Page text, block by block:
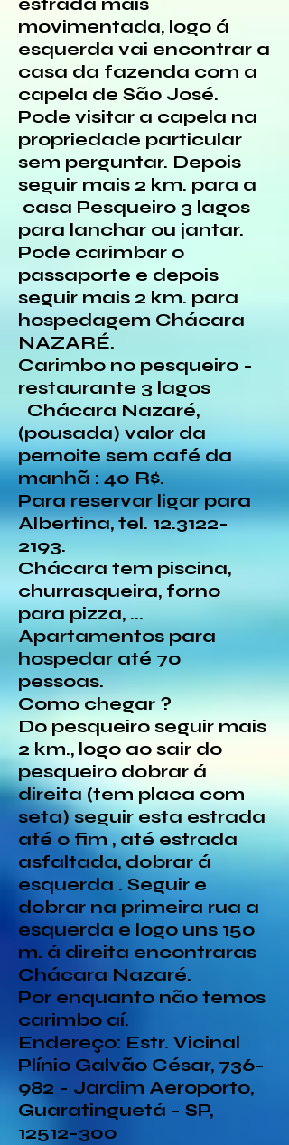
movimentada, logo á
esquerda vai encontrar a
casa da fazenda com a
capela de São José.
Pode visitar a capela na
propriedade particular
sem perguntar. Depois
seguir mais 2 km. para a
casa Pesqueiro 3 lagos
para lanchar ou jantar.
Pode carimbar o
passaporte e depois
seguir mais 2 km. para
hospedagem Chácara
NAZARÉ.
Carimbo no pesqueiro -
restaurante 3 lagos
Chácara Nazaré,
(pousada) valor da
pernoite sem café da
manhã : 40 R$.
Para reservar ligar para
Albertina, tel. 12.3122-
2193.
Chácara tem piscina,
churrasqueira, forno
para pizza, ...
Apartamentos para
hospedar até 70
pessoas.
Como chegar ?
Do pesqueiro seguir mais
2 km., logo ao sair do
pesqueiro dobrar á
direita (tem placa com
seta) seguir esta estrada
até o fim , até estrada
asfaltada, dobrar á
esquerda . Seguir e
dobrar na primeira rua a
esquerda e logo uns 150
m. á direita encontraras
Chácara Nazaré.
Por enquanto não temos
carimbo aí.
Endereço: Estr. Vicinal
Plínio Galvão César, 736-
982 - Jardim Aeroporto,
Guaratinguetá - SP,
12512-300